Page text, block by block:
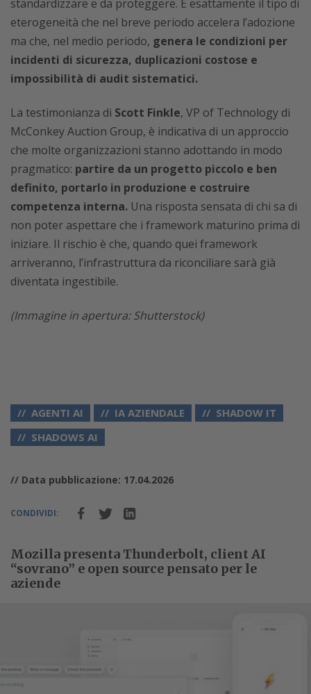
standardizzare e da proteggere. È esattamente il tipo di
eterogeneità che nel breve periodo accelera l’adozione
ma che, nel medio periodo, genera le condizioni per
incidenti di sicurezza, duplicazioni costose e
impossibilità di audit sistematici.
La testimonianza di Scott Finkle, VP of Technology di
McConkey Auction Group, è indicativa di un approccio
che molte organizzazioni stanno adottando in modo
pragmatico: partire da un progetto piccolo e ben
definito, portarlo in produzione e costruire
competenza interna. Una risposta sensata di chi sa di
non poter aspettare che i framework maturino prima di
iniziare. Il rischio è che, quando quei framework
arriveranno, l’infrastruttura da riconciliare sarà già
diventata ingestibile.
(Immagine in apertura: Shutterstock)
AGENTI AI IA AZIENDALE
SHADOW IT
SHADOWS AI
// Data pubblicazione: 17.04.2026
CONDIVIDI:
Mozilla presenta Thunderbolt, client AI
“sovrano” e open source pensato per le
aziende